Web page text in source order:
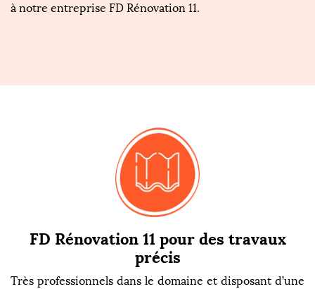
à notre entreprise FD Rénovation 11.
FD Rénovation 11 pour des travaux
précis
Très professionnels dans le domaine et disposant d’une